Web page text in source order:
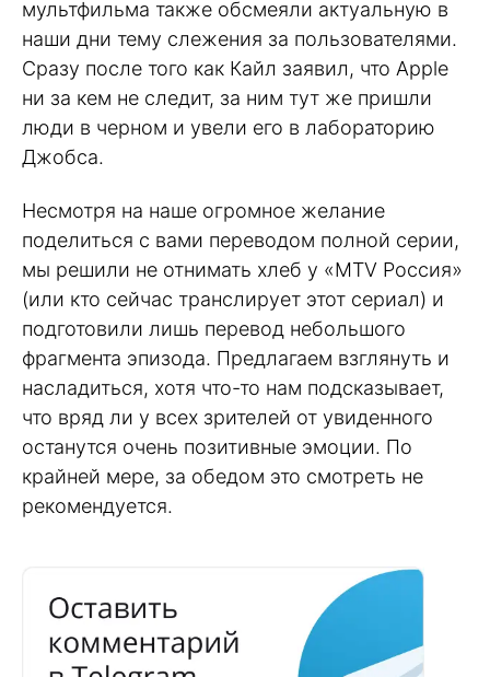
мультфильма также обсмеяли актуальную в
наши дни тему слежения за пользователями.
Сразу после того как Кайл заявил, что Apple
ни за кем не следит, за ним тут же пришли
люди в черном и увели его в лабораторию
Джобса.
Несмотря на наше огромное желание
поделиться с вами переводом полной серии,
мы решили не отнимать хлеб у «MTV Россия»
(или кто сейчас транслирует этот сериал) и
подготовили лишь перевод небольшого
фрагмента эпизода. Предлагаем взглянуть и
насладиться, хотя что-то нам подсказывает,
что вряд ли у всех зрителей от увиденного
останутся очень позитивные эмоции. По
крайней мере, за обедом это смотреть не
рекомендуется.